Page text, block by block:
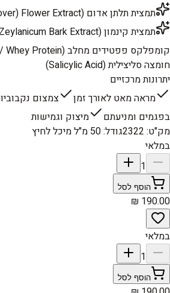
תמצית תלתן אדום (Trifolium Pratense (Clover) Flower Extract)
תמצית קינמון (Cinnamomum Zeylanicum Bark Extract)
קומפלקס פפטידים מחלב (Lactis Proteinum / Whey Protein)
חומצה סליצילית (Salicylic Acid)
יתרונות מרכזיים
מראה מאט לאורך זמן
צמצום
בפגמים ומניעתם
מיצוק וגמישות
מק"ט:
2322גודל:50 מ"ל מיכל לחיץ
במלאי
1
הוסף לסל
במלאי
1
הוסף לסל